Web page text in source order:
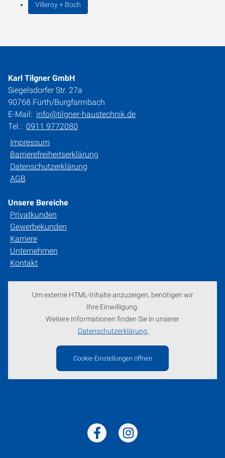
Villeroy + Boch
Karl Tilgner GmbH
Siegelsdorfer Str. 27a
90768 Fürth/Burgfarrnbach
E-Mail: info@tilgner-haustechnik.de
Tel.: 0911 9772080
Impressum
Barrierefreiheitserklärung
Datenschutzerklärung
AGB
Unsere Bereiche
Privatkunden
Gewerbekunden
Karriere
Unternehmen
Kontakt
Um externe HTML-Inhalte anzuzeigen, benötigen wir
Ihre Einwilligung.
Weitere Informationen finden Sie in unserer
Datenschutzerklärung.
Cookie-Einstellungen öffnen